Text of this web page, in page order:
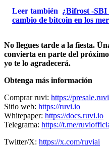
Leer también ¿Bifrost -
cambio de bitcoin en los
No llegues tarde a la fiesta.
convierta en parte del
yo te lo agradecerá.
Obtenga más información
Comprar ruvi: https://
Sitio web: https://ruvi.io
Whitepaper: https://docs.ruvi.io
Telegrama: https://t.me/
Twitter/X: https://x.com/ruviai